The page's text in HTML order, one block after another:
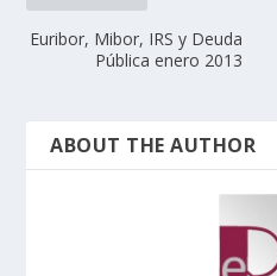
Euribor, Mibor, IRS y Deuda
Pública enero 2013
ABOUT THE AUTHOR